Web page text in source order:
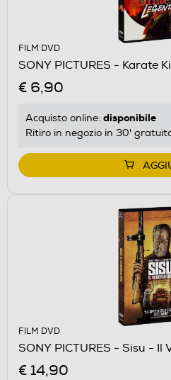
FILM DVD
SONY PICTURES - Karate
€ 6,90
Acquisto online: disponibile
Ritiro in negozio in 30'
FILM DVD
SONY PICTURES - Sisu - Il
€ 14,90